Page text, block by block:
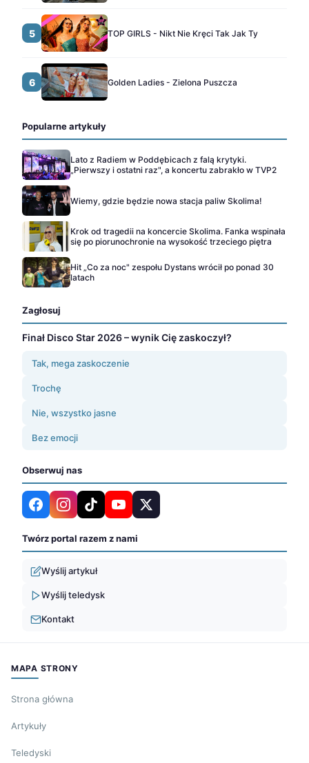
5 TOP GIRLS - Nikt Nie Kręci Tak Jak Ty
6 Golden Ladies - Zielona Puszcza
Popularne artykuły
Lato z Radiem w Poddębicach z falą krytyki.
„Pierwszy i ostatni raz", a koncertu zabrakło w TVP2
Wiemy, gdzie będzie nowa stacja paliw Skolima!
Krok od tragedii na koncercie Skolima. Fanka wspinała
się po piorunochronie na wysokość trzeciego piętra
Hit „Co za noc" zespołu Dystans wrócił po ponad 30
latach
Zagłosuj
Finał Disco Star 2026 – wynik Cię zaskoczył?
Tak, mega zaskoczenie
Trochę
Nie, wszystko jasne
Bez emocji
Obserwuj nas
Twórz portal razem z nami
Wyślij artykuł
Wyślij teledysk
Kontakt
MAPA STRONY
Strona główna
Artykuły
Teledyski